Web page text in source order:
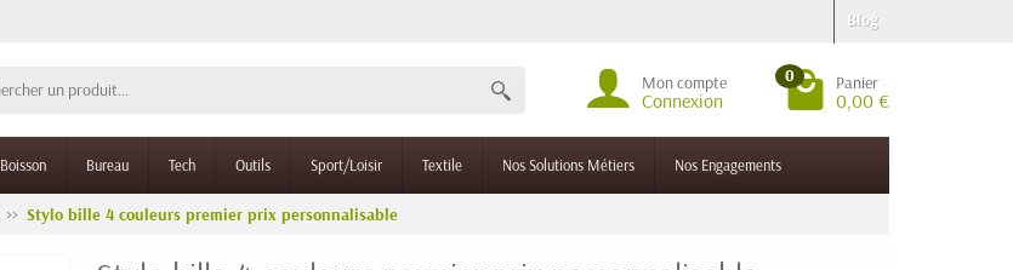
Blog
Mon compte
Connexion
0 Panier
0,00 €
Boisson Bureau Tech Outils Sport/Loisir Textile Nos Solutions Métiers Nos Engagements
Stylo bille 4 couleurs premier prix personnalisable